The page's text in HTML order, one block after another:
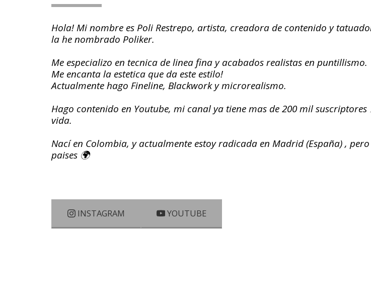
Hola! Mi nombre es Poli Restrepo, artista, creadora de contenido y
la he nombrado Poliker.
Me especializo en tecnica de linea fina y acabados realistas en puntillismo.
Me encanta la estetica que da este estilo!
Actualmente hago Fineline, Blackwork y microrealismo.
Hago contenido en Youtube, mi canal ya tiene mas de 200 mil
vida.
Nací en Colombia, y actualmente estoy radicada en Madrid (España) ,
paises 🌍
INSTAGRAM YOUTUBE